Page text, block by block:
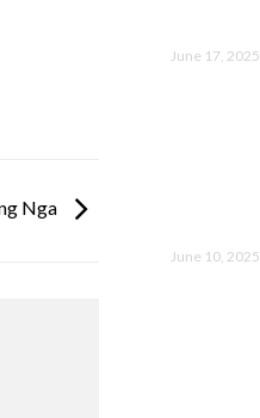
Nga
June 17, 2025
June 10, 2025